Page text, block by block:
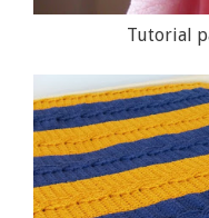
Tutorial